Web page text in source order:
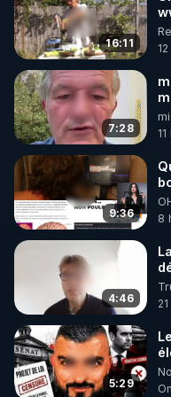
🌱 INSTAGRAM
https://
http://rgnr.li/
🌱 LA NEWSLETTER
Pour ne pas rater
http://rgnr.li/news
🌱 VIDÉOS NON
Toutes les vidéos
http://rgnr.li/odysee
🌱 LES STAGES EN
http://rgnr.li/stages
16:11
7:28
9:36
8
4:46
5:29